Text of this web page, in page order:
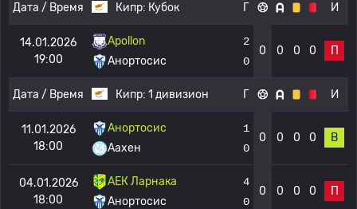
Дата / Время Кипр: Кубок Г И
14.01.2026
19:00
Apollon
Анортосис
2
0
0 0 0 0 П
Дата / Время Кипр: 1 дивизион Г И
11.01.2026
18:00
Анортосис
Аахен
1
0
0 0 0 0 В
04.01.2026
18:00
АЕК Ларнака
Анортосис
4
0
0 0 0 0 П